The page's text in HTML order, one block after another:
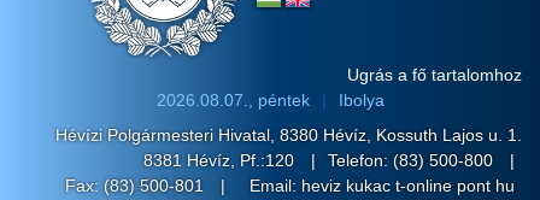
Ugrás a fő tartalomhoz
2026.08.07., péntek
Ibolya
Hévízi Polgármesteri Hivatal, 8380 Hévíz, Kossuth Lajos u. 1.
8381 Hévíz, Pf.:120
Telefon: (83) 500-800
Fax: (83) 500-801
Email: heviz kukac t-online pont hu